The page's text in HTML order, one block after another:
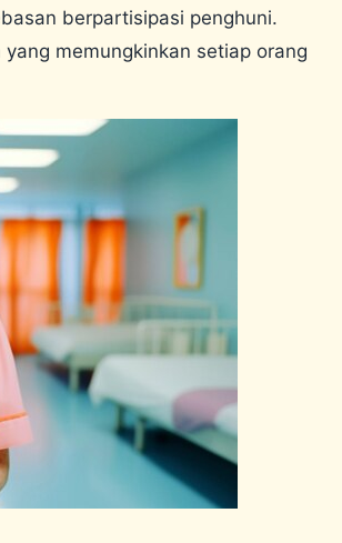
berpartisipasi penghuni.
memungkinkan setiap orang